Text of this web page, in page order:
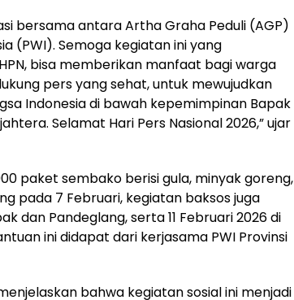
bersama antara Artha Graha Peduli (AGP)
(PWI). Semoga kegiatan ini yang
bisa memberikan manfaat bagi warga
pers yang sehat, untuk mewujudkan
Indonesia di bawah kepemimpinan Bapak
Selamat Hari Pers Nasional 2026,” ujar
paket sembako berisi gula, minyak goreng,
pada 7 Februari, kegiatan baksos juga
dan Pandeglang, serta 11 Februari 2026 di
ini didapat dari kerjasama PWI Provinsi
bahwa kegiatan sosial ini menjadi